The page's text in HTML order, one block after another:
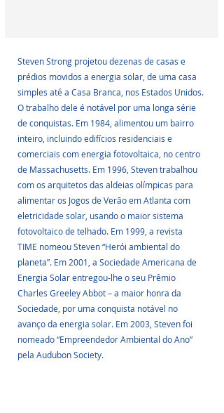
Steven Strong projetou dezenas de casas e
prédios movidos a energia solar, de uma casa
simples até a Casa Branca, nos Estados Unidos.
O trabalho dele é notável por uma longa série
de conquistas. Em 1984, alimentou um bairro
inteiro, incluindo edifícios residenciais e
comerciais com energia fotovoltaica, no centro
de Massachusetts. Em 1996, Steven trabalhou
com os arquitetos das aldeias olímpicas para
alimentar os Jogos de Verão em Atlanta com
eletricidade solar, usando o maior sistema
fotovoltaico de telhado. Em 1999, a revista
TIME nomeou Steven “Herói ambiental do
planeta”. Em 2001, a Sociedade Americana de
Energia Solar entregou-lhe o seu Prêmio
Charles Greeley Abbot – a maior honra da
Sociedade, por uma conquista notável no
avanço da energia solar. Em 2003, Steven foi
nomeado “Empreendedor Ambiental do Ano”
pela Audubon Society.